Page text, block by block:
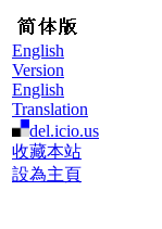
English
Version
English
Translation
del.icio.us
收藏本站
設為主頁